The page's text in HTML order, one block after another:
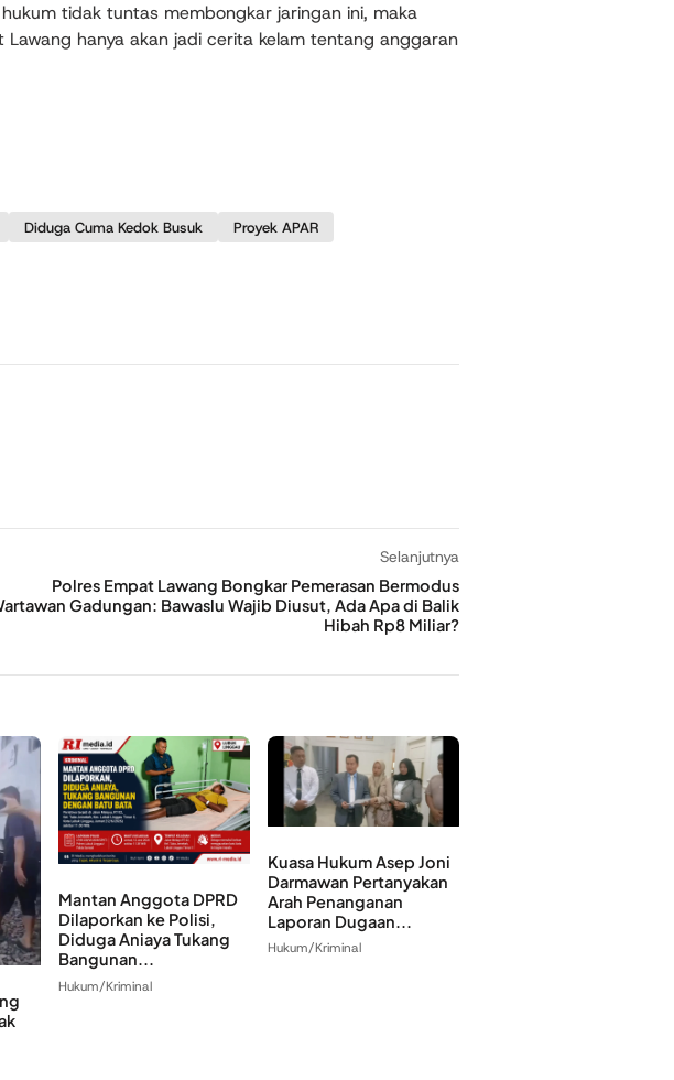
tidak tuntas membongkar jaringan ini, maka
hanya akan jadi cerita kelam tentang anggaran
Diduga Cuma Kedok Busuk
Proyek APAR
Selanjutnya
Polres Empat Lawang Bongkar Pemerasan Bermodus
Gadungan: Bawaslu Wajib Diusut, Ada Apa di Balik
Hibah Rp8 Miliar?
Mantan Anggota DPRD
Dilaporkan ke Polisi,
Diduga Aniaya Tukang
Bangunan...
Hukum/Kriminal
Kuasa Hukum Asep Joni
Darmawan Pertanyakan
Arah Penanganan
Laporan Dugaan...
Hukum/Kriminal